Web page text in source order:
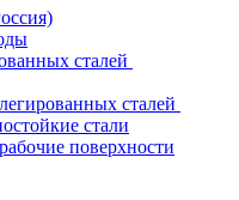
сталей
сталей
стали
поверхности